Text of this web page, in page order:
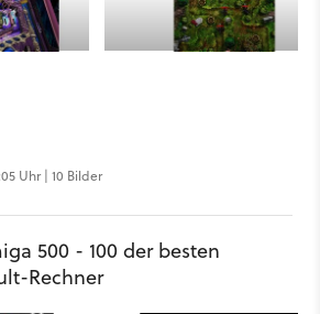
Uhr | 10 Bilder
500 - 100 der besten
Rechner